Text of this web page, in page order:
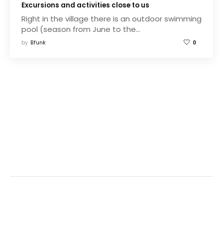
Excursions and activities close to us
Right in the village there is an outdoor swimming
pool (season from June to the…
by Bfunk 0